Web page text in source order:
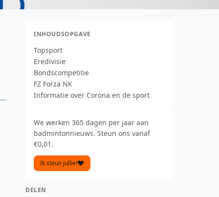
INHOUDSOPGAVE
Topsport
Eredivisie
Bondscompetitie
FZ Forza NK
Informatie over Corona en de sport
We werken 365 dagen per jaar aan
badmintonnieuws. Steun ons vanaf
€0,01.
Ik steun jullie!
DELEN